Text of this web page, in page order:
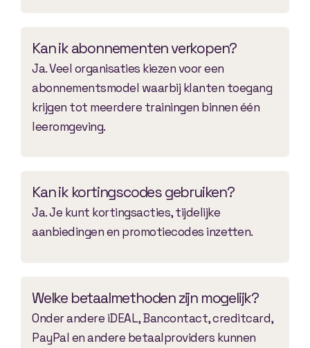
Kan ik abonnementen verkopen?
Ja. Veel organisaties kiezen voor een
abonnementsmodel waarbij klanten toegang
krijgen tot meerdere trainingen binnen één
leeromgeving.
Kan ik kortingscodes gebruiken?
Ja. Je kunt kortingsacties, tijdelijke
aanbiedingen en promotiecodes inzetten.
Welke betaalmethoden zijn mogelijk?
Onder andere iDEAL, Bancontact, creditcard,
PayPal en andere betaalproviders kunnen